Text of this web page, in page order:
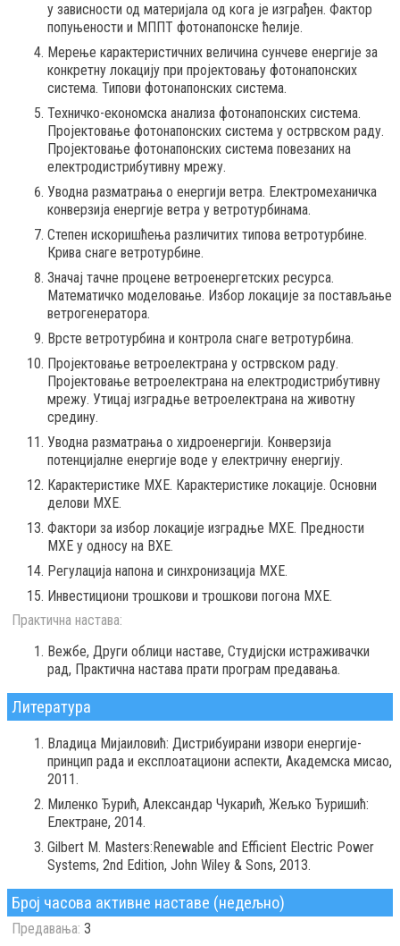
у зависности од материјала од кога је изграђен. Фактор
попуњености и МППТ фотонапонске ћелије.
Мерење карактеристичних величина сунчеве енергије за
конкретну локацију при пројектовању фотонапонских
система. Типови фотонапонских система.
Техничко-економска анализа фотонапонских система.
Пројектовање фотонапонских система у острвском раду.
Пројектовање фотонапонских система повезаних на
електродистрибутивну мрежу.
Уводна разматрања о енергији ветра. Електромеханичка
конверзија енергије ветра у ветротурбинама.
Степен искоришћења различитих типова ветротурбине.
Крива снаге ветротурбине.
Значај тачне процене ветроенергетских ресурса.
Математичко моделовање. Избор локације за постављање
ветрогенератора.
Врсте ветротурбина и контрола снаге ветротурбина.
Пројектовање ветроелектрана у острвском раду.
Пројектовање ветроелектрана на електродистрибутивну
мрежу. Утицај изградње ветроелектрана на животну
средину.
Уводна разматрања о хидроенергији. Конверзија
потенцијалне енергије воде у електричну енергију.
Карактеристике МХЕ. Карактеристике локације. Основни
делови МХЕ.
Фактори за избор локације изградње МХЕ. Предности
МХЕ у односу на ВХЕ.
Регулација напона и синхронизација МХЕ.
Инвестициони трошкови и трошкови погона МХЕ.
Практична настава:
Вежбе, Други облици наставе, Студијски истраживачки
рад, Практична настава прати програм предавања.
Литература
Владица Мијаиловић: Дистрибуирани извори енергије-
принцип рада и експлоатациони аспекти, Академска мисао,
2011.
Миленко Ђурић, Александар Чукарић, Жељко Ђуришић:
Електране, 2014.
Gilbert M. Masters:Renewable and Efficient Electric Power
Systems, 2nd Edition, John Wiley & Sons, 2013.
Број часова активне наставе (недељно)
Предавања: 3